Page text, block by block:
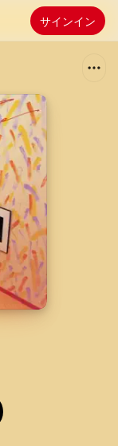
サインイン